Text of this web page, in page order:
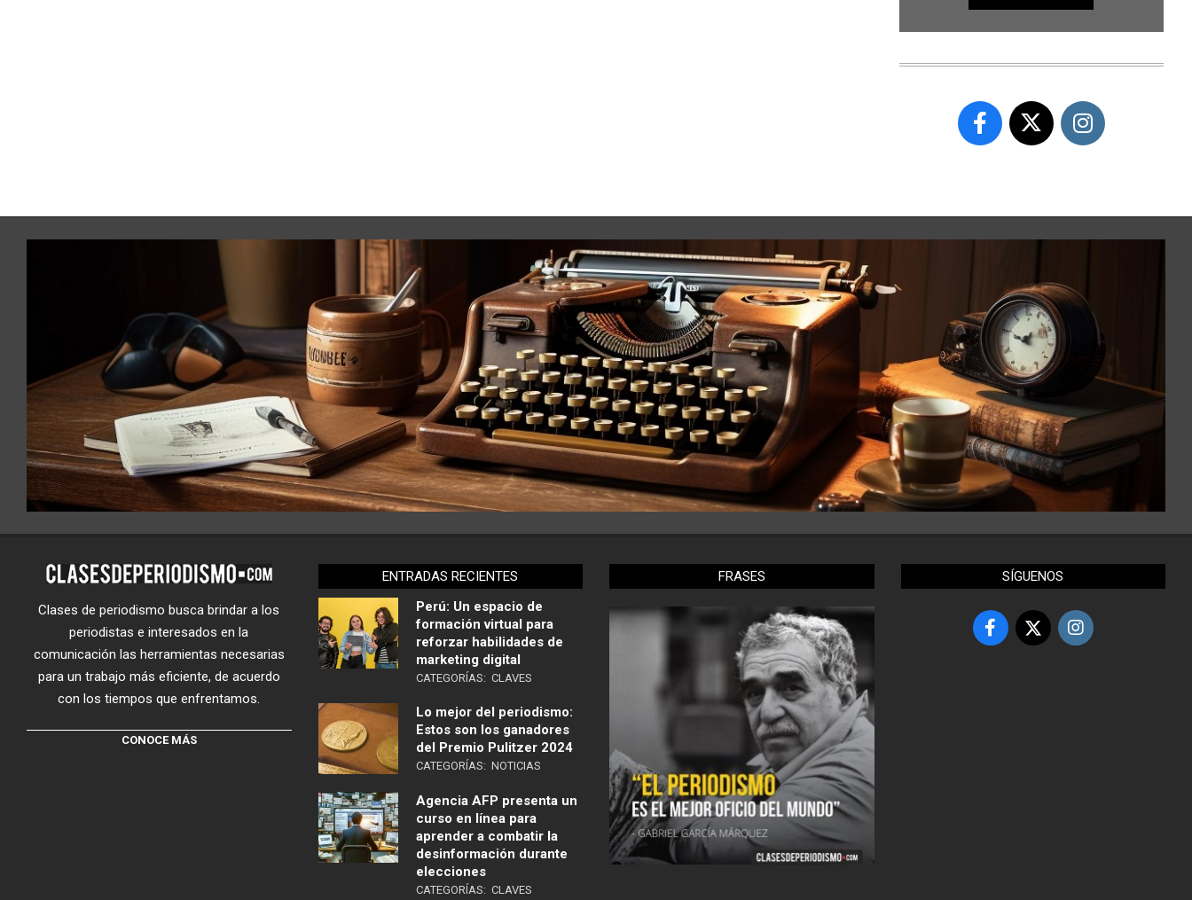
Clases de periodismo busca brindar a los
periodistas e interesados en la
comunicación las herramientas necesarias
para un trabajo más eficiente, de acuerdo
con los tiempos que enfrentamos.
CONOCE MÁS
ENTRADAS RECIENTES
Perú: Un espacio de
formación virtual para
reforzar habilidades de
marketing digital
CATEGORÍAS: CLAVES
Lo mejor del periodismo:
Estos son los ganadores
del Premio Pulitzer 2024
CATEGORÍAS: NOTICIAS
Agencia AFP presenta un
curso en línea para
aprender a combatir la
desinformación durante
elecciones
CATEGORÍAS: CLAVES
FRASES SÍGUENOS